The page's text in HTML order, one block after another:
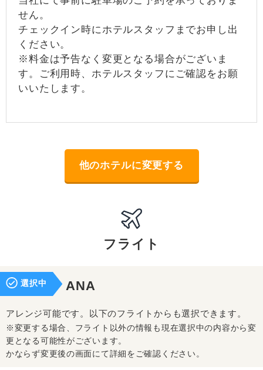
せん。
チェックイン時にホテルスタッフまでお申し出
ください。
※料金は予告なく変更となる場合がございま
す。ご利用時、ホテルスタッフにご確認をお願
いいたします。
他のホテルに変更する
フライト
選択中 ANA
アレンジ可能です。以下のフライトからも選択できます。
※変更する場合、フライト以外の情報も現在選択中の内容から変
更となる可能性がございます。
かならず変更後の画面にて詳細をご確認ください。